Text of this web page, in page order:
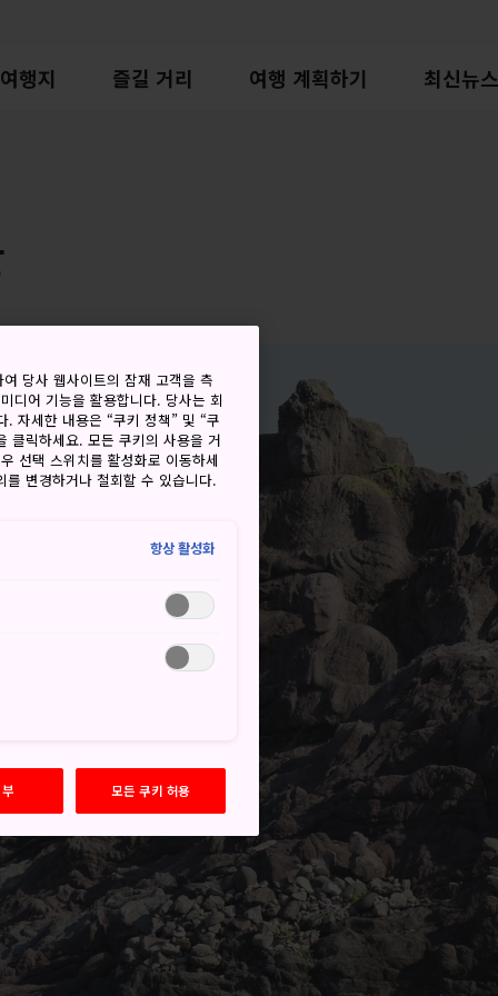
여행지 즐길 거리 여행 계획하기 최신뉴스
당사 웹사이트의 잠재 고객을 측
디어 기능을 활용합니다. 당사는 회
자세한 내용은 “쿠키 정책” 및 “쿠
클릭하세요. 모든 쿠키의 사용을 거
선택 스위치를 활성화로 이동하세
변경하거나 철회할 수 있습니다.
항상 활성화
모든 쿠키 허용